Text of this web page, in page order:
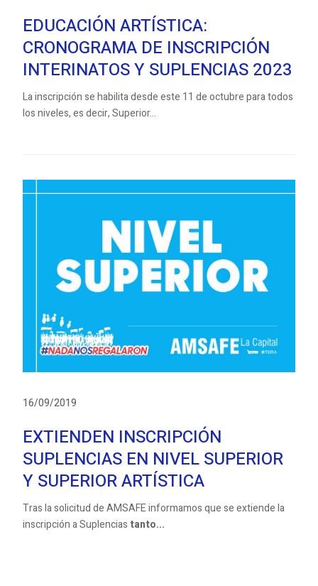
EDUCACIÓN ARTÍSTICA:
CRONOGRAMA DE INSCRIPCIÓN
INTERINATOS Y SUPLENCIAS 2023
La inscripción se habilita desde este 11 de octubre para todos
los niveles, es decir, Superior...
16/09/2019
EXTIENDEN INSCRIPCIÓN
SUPLENCIAS EN NIVEL SUPERIOR
Y SUPERIOR ARTÍSTICA
Tras la solicitud de AMSAFE informamos que se extiende la
inscripción a Suplencias tanto...